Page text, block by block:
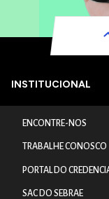
INSTITUCIONAL
ENCONTRE-NOS
TRABALHE CONOSCO
PORTAL DO
SAC DO SEBRAE